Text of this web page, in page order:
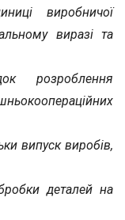
виробничої
виразі та
розроблення
випуск виробів,
деталей на